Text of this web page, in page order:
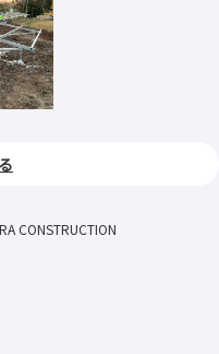
CONSTRUCTION